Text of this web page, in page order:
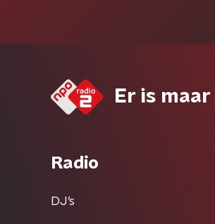
Er is maar
Radio
DJ’s